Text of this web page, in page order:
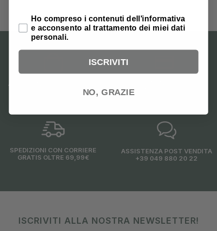
+39 049 880 20 22
SPEDIZIONI CON CORRIERE
GRATIS OLTRE 69,99€
ASSISTENZA POST VENDITA
+39 049 880 20 22
ISCRIVITI ALLA NOSTRA NEWSLETTER!
Privacy Policy
Ho compreso i contenuti dell'informativa
e acconsento al trattamento dei miei dati
personali.
ISCRIVITI
NO, GRAZIE